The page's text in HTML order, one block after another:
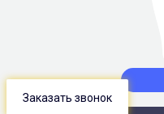
Заказать звонок